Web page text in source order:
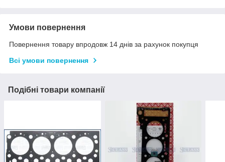
Умови повернення
Повернення товару впродовж 14 днів за рахунок покупця
Всі умови повернення
Подібні товари компанії